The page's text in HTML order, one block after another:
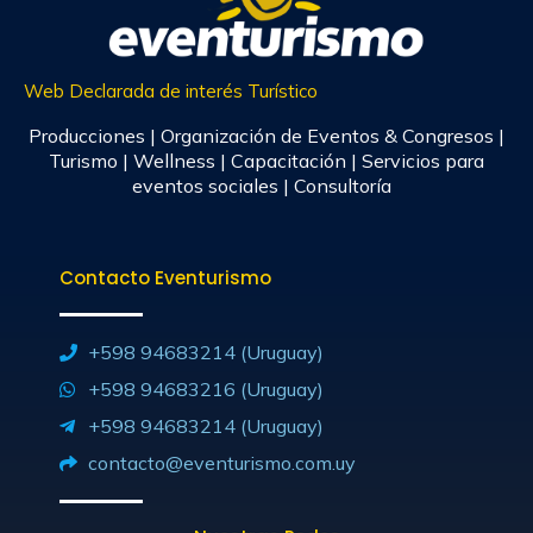
Web Declarada de interés Turístico
Producciones | Organización de Eventos & Congresos |
Turismo | Wellness | Capacitación | Servicios para
eventos sociales | Consultoría
Contacto Eventurismo
+598 94683214 (Uruguay)
+598 94683216 (Uruguay)
+598 94683214 (Uruguay)
contacto@eventurismo.com.uy